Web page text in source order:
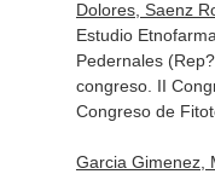
Dolores, Saenz
Estudio
Pedernales
congreso. II
Congreso de
Garcia Gimenez,